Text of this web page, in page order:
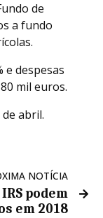
de
a fundo
e despesas
mil euros.
abril.
NOTÍCIA
podem
em 2018